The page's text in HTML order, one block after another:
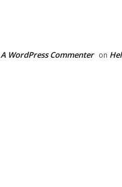
A WordPress Commenter on